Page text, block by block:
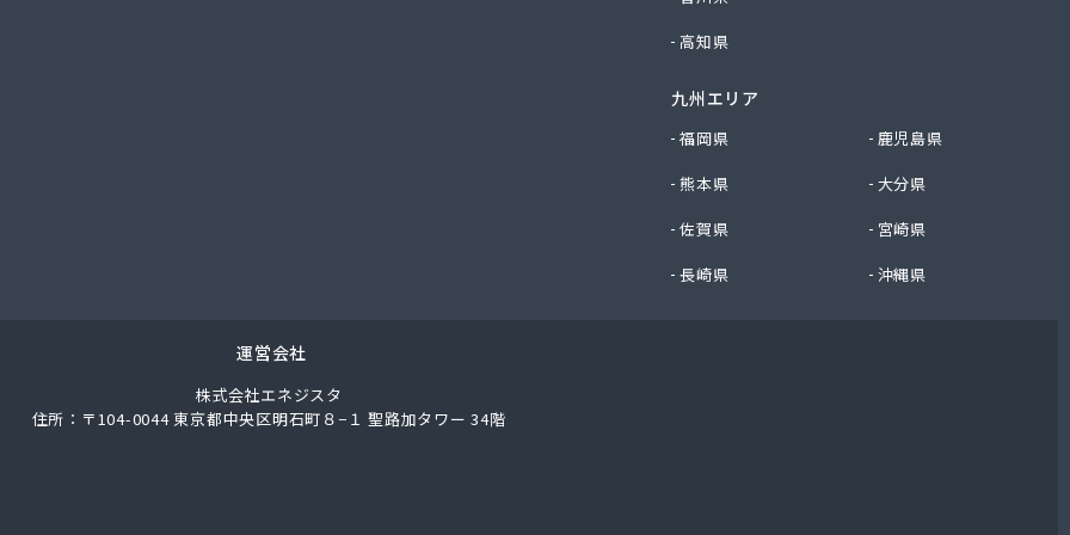
燃料株式会社 LPガスセンター
高知県
九州エリア
福岡県
鹿児島県
熊本県
大分県
佐賀県
宮崎県
長崎県
沖縄県
運営会社
株式会社エネジスタ
住所：〒104-0044 東京都中央区明石町８−１ 聖路加タワー 34階